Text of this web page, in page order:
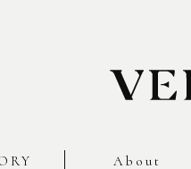
About